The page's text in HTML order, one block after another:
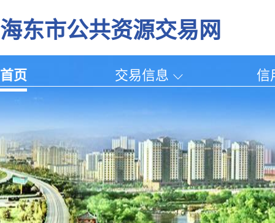
海东市公共资源交易网
首页 交易信息 信